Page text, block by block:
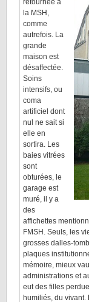
retournée à
la MSH,
comme
autrefois. La
grande
maison est
désaffectée.
Soins
intensifs, ou
coma
artificiel dont
nul ne sait si
elle en
sortira. Les
baies vitrées
sont
obturées, le
garage est
muré, il y a
des
affichettes
FMSH. Seuls, les
grosses dalles-
plaques
mémoire, mieux
administrations et
eut des filles
humiliés, du